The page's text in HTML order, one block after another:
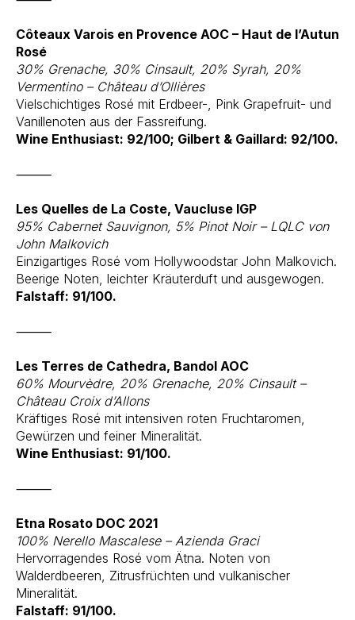
Côteaux Varois en Provence AOC – Haut de l’Autun
Rosé
30% Grenache, 30% Cinsault, 20% Syrah, 20%
Vermentino – Château d’Ollières
Vielschichtiges Rosé mit Erdbeer-, Pink Grapefruit- und
Vanillenoten aus der Fassreifung.
Wine Enthusiast: 92/100; Gilbert & Gaillard: 92/100.
⸻
Les Quelles de La Coste, Vaucluse IGP
95% Cabernet Sauvignon, 5% Pinot Noir – LQLC von
John Malkovich
Einzigartiges Rosé vom Hollywoodstar John Malkovich.
Beerige Noten, leichter Kräuterduft und ausgewogen.
Falstaff: 91/100.
⸻
Les Terres de Cathedra, Bandol AOC
60% Mourvèdre, 20% Grenache, 20% Cinsault –
Château Croix d’Allons
Kräftiges Rosé mit intensiven roten Fruchtaromen,
Gewürzen und feiner Mineralität.
Wine Enthusiast: 91/100.
⸻
Etna Rosato DOC 2021
100% Nerello Mascalese – Azienda Graci
Hervorragendes Rosé vom Ätna. Noten von
Walderdbeeren, Zitrusfrüchten und vulkanischer
Mineralität.
Falstaff: 91/100.